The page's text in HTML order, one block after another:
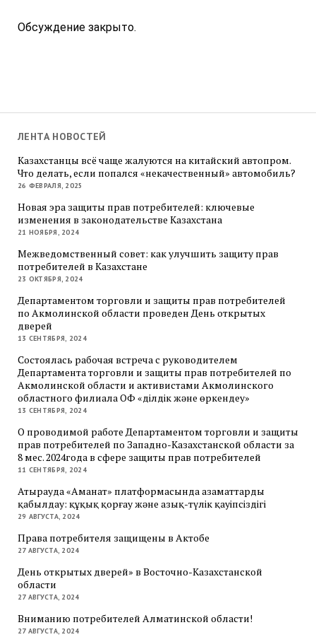
Обсуждение закрыто.
ЛЕНТА НОВОСТЕЙ
Казахстанцы всё чаще жалуются на китайский автопром.
Что делать, если попался «некачественный» автомобиль?
26 ФЕВРАЛЯ, 2025
Новая эра защиты прав потребителей: ключевые
изменения в законодательстве Казахстана
21 НОЯБРЯ, 2024
Межведомственный совет: как улучшить защиту прав
потребителей в Казахстане
23 ОКТЯБРЯ, 2024
Департаментом торговли и защиты прав потребителей
по Акмолинской области проведен День открытых
дверей
13 СЕНТЯБРЯ, 2024
Состоялась рабочая встреча с руководителем
Департамента торговли и защиты прав потребителей по
Акмолинской области и активистами Акмолинского
областного филиала ОФ «Әділдік және өркендеу»
13 СЕНТЯБРЯ, 2024
О проводимой работе Департаментом торговли и защиты
прав потребителей по Западно-Казахстанской области за
8 мес. 2024года в сфере защиты прав потребителей
11 СЕНТЯБРЯ, 2024
Атырауда «Аманат» платформасында азаматтарды
қабылдау: құқық қорғау және азық-түлік қауіпсіздігі
29 АВГУСТА, 2024
Права потребителя защищены в Актобе
27 АВГУСТА, 2024
День открытых дверей» в Восточно-Казахстанской
области
27 АВГУСТА, 2024
Вниманию потребителей Алматинской области!
27 АВГУСТА, 2024